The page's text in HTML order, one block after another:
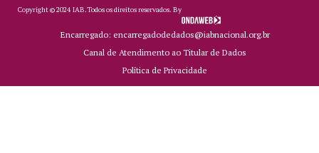
Copyright ©2024 IAB.Todos os direitos reservados. By
Encarregado: encarregadodedados@iabnacional.org.br
Canal de Atendimento ao Titular de Dados
Política de Privacidade